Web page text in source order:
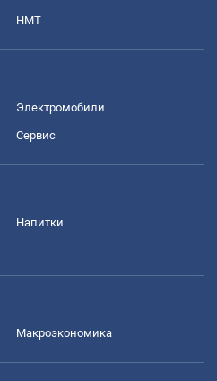
НМТ
Электромобили
Сервис
Напитки
Mакроэкономика